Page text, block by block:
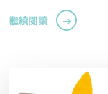
繼續閱讀